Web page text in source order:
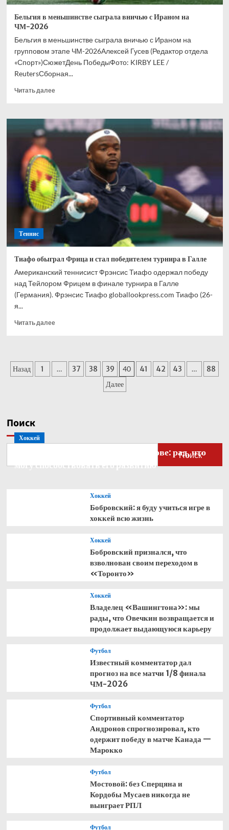
Бельгия в меньшинстве сыграла вничью с Ираном на
ЧМ-2026
Бельгия в меньшинстве сыграла вничью с Ираном на
групповом этапе ЧМ-2026Алексей Гусев (Редактор отдела
«Спорт»)СюжетДень ПобедыФото: KIRBY LEE /
ReutersСборная...
Читать далееПрочитать
Бельгия
в
меньшинстве
с
Ираном
на
ЧМ-2026
Теннис
Тиафо обыграл Фрица и стал победителем турнира в Галле
Американский теннисист Фрэнсис Тиафо одержал победу
над Тейлором Фрицем в финале турнира в Галле
(Германия). Фрэнсис Тиафо globallookpress.com Тиафо (26-
я...
Читать далееПрочитать
обыграл
Фрица
Пагинация
Назад 1 … 37 38 39 40 41 42 43 …
88
Далее
Поиск
Поиск
Хоккей
Бобровский — о голкипере Ахтямове: рад, что
могу способствовать его развитию
Хоккей
Бобровский: я буду учиться игре в
хоккей всю жизнь
Хоккей
Бобровский признался, что
взволнован своим переходом в
«Торонто»
Хоккей
Владелец «Вашингтона»: мы
рады, что Овечкин возвращается и
продолжает выдающуюся карьеру
Футбол
Известный комментатор дал
прогноз на все матчи 1/8 финала
ЧМ-2026
Футбол
Спортивный комментатор
Андронов спрогнозировал, кто
одержит победу в матче Канада —
Марокко
Футбол
Мостовой: без Сперцяна и
Кордобы Мусаев никогда не
выиграет РПЛ
Футбол